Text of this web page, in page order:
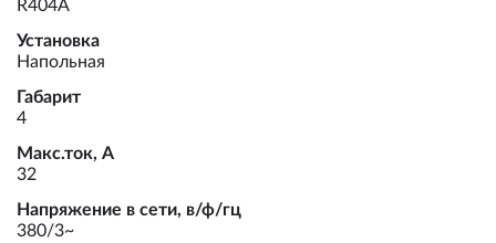
R404A
Установка
Напольная
Габарит
4
Макс.ток, А
32
Напряжение в сети, в/ф/гц
380/3~